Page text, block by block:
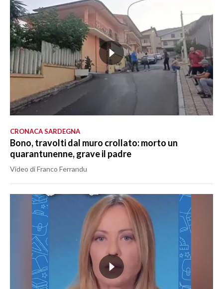
CRONACA SARDEGNA
Bono, travolti dal muro crollato: morto un
quarantunenne, grave il padre
Video di Franco Ferrandu